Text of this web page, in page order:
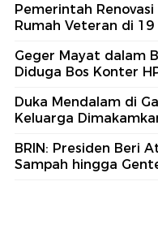
Pemerintah
Rumah Veteran di 19
Geger Mayat dalam
Diduga Bos Konter
Duka Mendalam di
Keluarga
BRIN: Presiden Beri
Sampah hingga